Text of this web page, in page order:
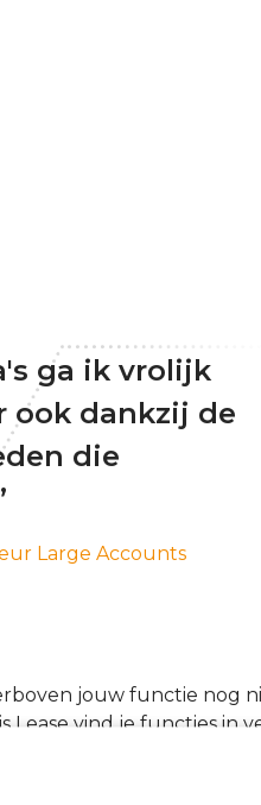
ga ik vrolijk
ook dankzij de
die
Large Accounts
jouw functie nog
vind je functies in